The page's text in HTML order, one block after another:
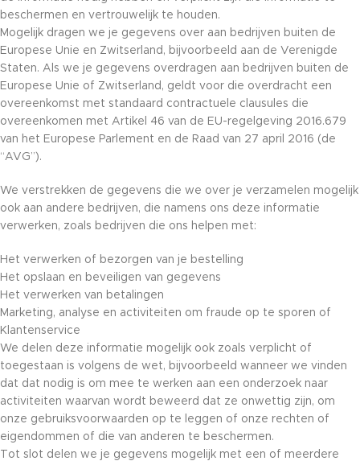
beschermen en vertrouwelijk te houden.
Mogelijk dragen we je gegevens over aan bedrijven buiten de
Europese Unie en Zwitserland, bijvoorbeeld aan de Verenigde
Staten. Als we je gegevens overdragen aan bedrijven buiten de
Europese Unie of Zwitserland, geldt voor die overdracht een
overeenkomst met standaard contractuele clausules die
overeenkomen met Artikel 46 van de EU-regelgeving 2016.679
van het Europese Parlement en de Raad van 27 april 2016 (de
“AVG”).
We verstrekken de gegevens die we over je verzamelen mogelijk
ook aan andere bedrijven, die namens ons deze informatie
verwerken, zoals bedrijven die ons helpen met:
Het verwerken of bezorgen van je bestelling
Het opslaan en beveiligen van gegevens
Het verwerken van betalingen
Marketing, analyse en activiteiten om fraude op te sporen of
Klantenservice
We delen deze informatie mogelijk ook zoals verplicht of
toegestaan is volgens de wet, bijvoorbeeld wanneer we vinden
dat dat nodig is om mee te werken aan een onderzoek naar
activiteiten waarvan wordt beweerd dat ze onwettig zijn, om
onze gebruiksvoorwaarden op te leggen of onze rechten of
eigendommen of die van anderen te beschermen.
Tot slot delen we je gegevens mogelijk met een of meerdere